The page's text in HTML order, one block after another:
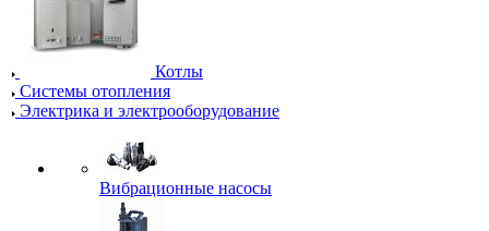
Котлы
Системы отопления
Электрика и электрооборудование
Вибрационные насосы